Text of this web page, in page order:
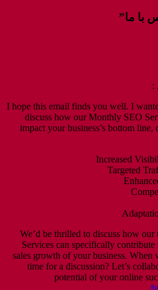
با ما”
:
I hope this email finds you well. I
discuss how our Monthly SEO
impact your business’s bottom
We’d be thrilled to discuss how
Services can specifically
sales growth of your business. When
time for a discussion? Let’s
potential of your online